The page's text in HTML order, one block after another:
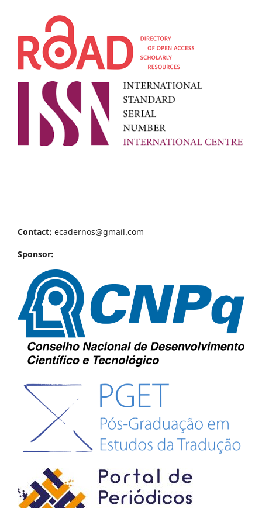
Contact: ecadernos@gmail.com
Sponsor: